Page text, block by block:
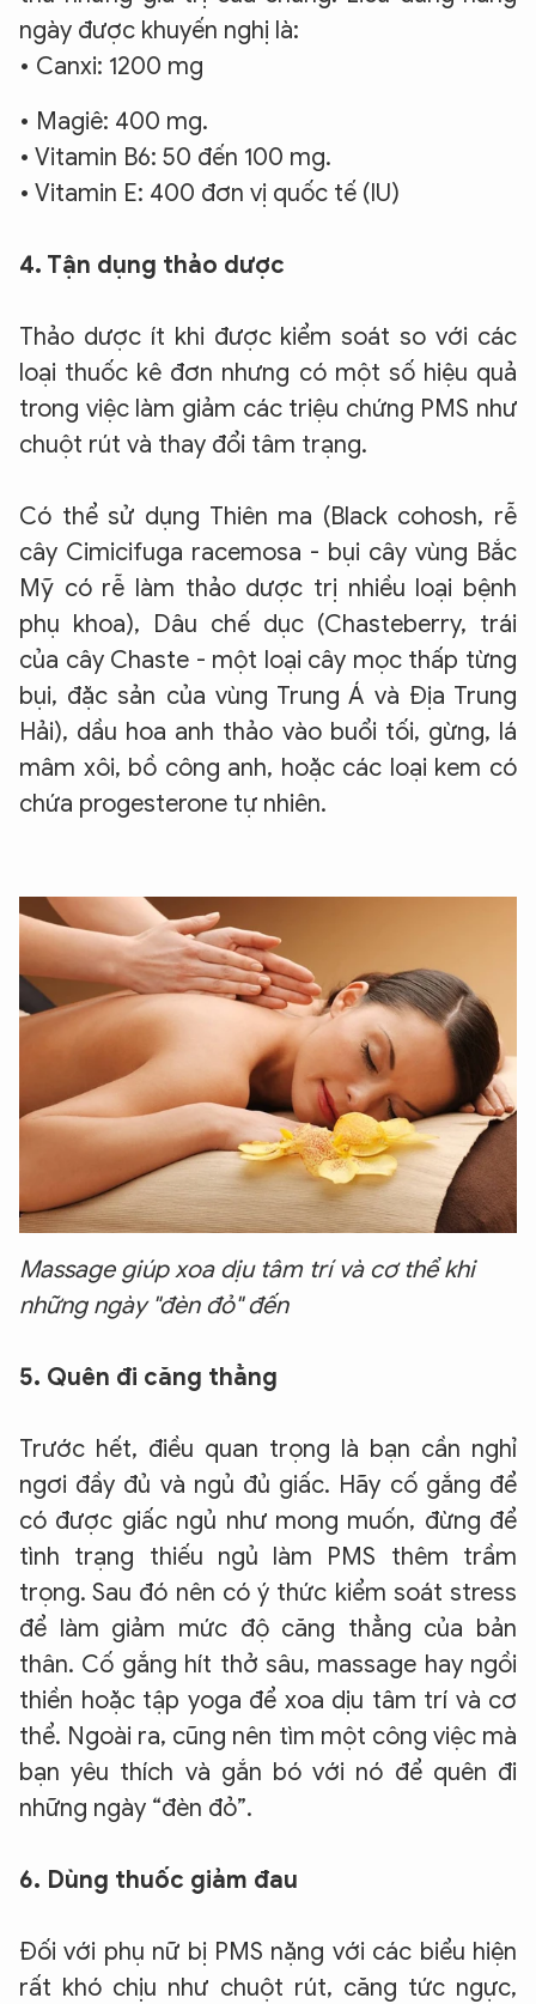
ngày được khuyến nghị là:
• Canxi: 1200 mg
• Magiê: 400 mg.
• Vitamin B6: 50 đến 100 mg.
• Vitamin E: 400 đơn vị quốc tế (IU)
4. Tận dụng thảo dược
Thảo dược ít khi được kiểm soát so với các
loại thuốc kê đơn nhưng có một số hiệu quả
trong việc làm giảm các triệu chứng PMS như
chuột rút và thay đổi tâm trạng.
Có thể sử dụng Thiên ma (Black cohosh, rễ
cây Cimicifuga racemosa - bụi cây vùng Bắc
Mỹ có rễ làm thảo dược trị nhiều loại bệnh
phụ khoa), Dâu chế dục (Chasteberry, trái
của cây Chaste - một loại cây mọc thấp từng
bụi, đặc sản của vùng Trung Á và Địa Trung
Hải), dầu hoa anh thảo vào buổi tối, gừng, lá
mâm xôi, bồ công anh, hoặc các loại kem có
chứa progesterone tự nhiên.
Massage giúp xoa dịu tâm trí và cơ thể khi
những ngày "đèn đỏ" đến
5. Quên đi căng thẳng
Trước hết, điều quan trọng là bạn cần nghỉ
ngơi đầy đủ và ngủ đủ giấc. Hãy cố gắng để
có được giấc ngủ như mong muốn, đừng để
tình trạng thiếu ngủ làm PMS thêm trầm
trọng.Sau đó nên có ý thức kiểm soát stress
để làm giảm mức độ căng thẳng của bản
thân. Cố gắng hít thở sâu, massage hay ngồi
thiền hoặc tập yoga để xoa dịu tâm trí và cơ
thể. Ngoài ra, cũng nên tìm một công việc mà
bạn yêu thích và gắn bó với nó để quên đi
những ngày “đèn đỏ”.
6. Dùng thuốc giảm đau
Đối với phụ nữ bị PMS nặng với các biểu hiện
rất khó chịu như chuột rút, căng tức ngực,